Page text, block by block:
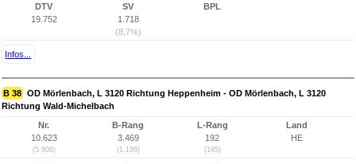
DTV
19.752
SV
1.718
(8,7%)
BPL
Infos...
B 38 OD Mörlenbach, L 3120 Richtung Heppenheim - OD Mörlenbach, L 3120
Richtung Wald-Michelbach
Nr.
10.623
(5.906)
B-Rang
3.469
(1.196)
L-Rang
192
(185)
Land
HE